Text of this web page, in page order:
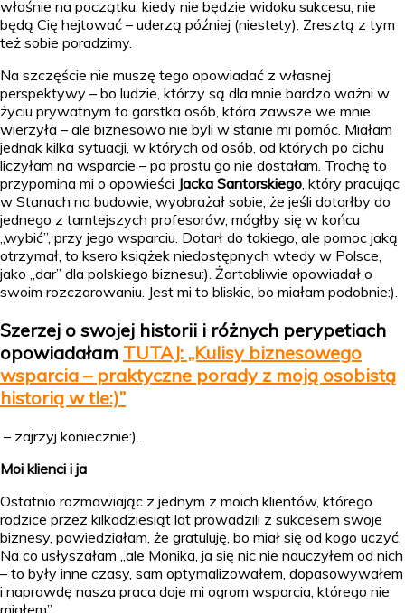
właśnie na początku, kiedy nie będzie widoku sukcesu, nie
będą Cię hejtować – uderzą później (niestety). Zresztą z tym
też sobie poradzimy.
Na szczęście nie muszę tego opowiadać z własnej
perspektywy – bo ludzie, którzy są dla mnie bardzo ważni w
życiu prywatnym to garstka osób, która zawsze we mnie
wierzyła – ale biznesowo nie byli w stanie mi pomóc. Miałam
jednak kilka sytuacji, w których od osób, od których po cichu
liczyłam na wsparcie – po prostu go nie dostałam. Trochę to
przypomina mi o opowieści Jacka Santorskiego, który pracując
w Stanach na budowie, wyobrażał sobie, że jeśli dotarłby do
jednego z tamtejszych profesorów, mógłby się w końcu
„wybić”, przy jego wsparciu. Dotarł do takiego, ale pomoc jaką
otrzymał, to ksero książek niedostępnych wtedy w Polsce,
jako „dar” dla polskiego biznesu:). Żartobliwie opowiadał o
swoim rozczarowaniu. Jest mi to bliskie, bo miałam podobnie:).
Szerzej o swojej historii i różnych perypetiach
opowiadałam TUTAJ: „Kulisy biznesowego
wsparcia – praktyczne porady z moją osobistą
historią w tle:)”
– zajrzyj koniecznie:).
Moi klienci i ja
Ostatnio rozmawiając z jednym z moich klientów, którego
rodzice przez kilkadziesiąt lat prowadzili z sukcesem swoje
biznesy, powiedziałam, że gratuluję, bo miał się od kogo uczyć.
Na co usłyszałam „ale Monika, ja się nic nie nauczyłem od nich
– to były inne czasy, sam optymalizowałem, dopasowywałem
i naprawdę nasza praca daje mi ogrom wsparcia, którego nie